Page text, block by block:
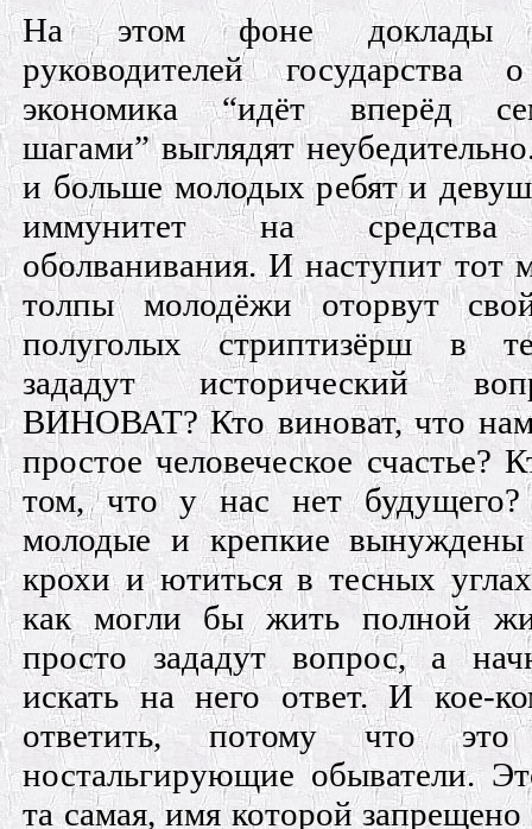
На этом фоне доклады
руководителей
экономика “идёт вперёд
шагами” выглядят
и больше молодых ребят и
иммунитет на средства
оболванивания. И наступит тот
толпы молодёжи оторвут
полуголых стриптизёрш в
зададут исторический
ВИНОВАТ? Кто виноват, что
простое человеческое счастье?
том, что у нас нет
молодые и крепкие вынуждены
крохи и ютиться в тесных
как могли бы жить полной
просто зададут вопрос, а
искать на него ответ. И кое-
ответить, потому что
ностальгирующие обыватели.
та самая, имя которой